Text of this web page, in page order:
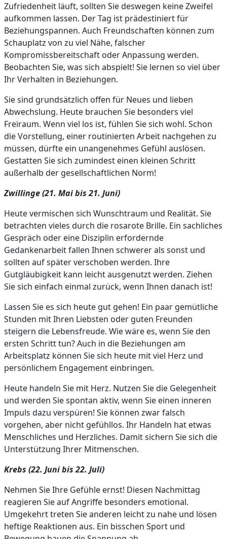
Zufriedenheit läuft, sollten Sie deswegen keine Zweifel
aufkommen lassen. Der Tag ist prädestiniert für
Beziehungspannen. Auch Freundschaften können zum
Schauplatz von zu viel Nähe, falscher
Kompromissbereitschaft oder Anpassung werden.
Beobachten Sie, was sich abspielt! Sie lernen so viel über
Ihr Verhalten in Beziehungen.
Sie sind grundsätzlich offen für Neues und lieben
Abwechslung. Heute brauchen Sie besonders viel
Freiraum. Wenn viel los ist, fühlen Sie sich wohl. Schon
die Vorstellung, einer routinierten Arbeit nachgehen zu
müssen, dürfte ein unangenehmes Gefühl auslösen.
Gestatten Sie sich zumindest einen kleinen Schritt
außerhalb der gesellschaftlichen Norm!
Zwillinge (21. Mai bis 21. Juni)
Heute vermischen sich Wunschtraum und Realität. Sie
betrachten vieles durch die rosarote Brille. Ein sachliches
Gespräch oder eine Disziplin erfordernde
Gedankenarbeit fallen Ihnen schwerer als sonst und
sollten auf später verschoben werden. Ihre
Gutgläubigkeit kann leicht ausgenutzt werden. Ziehen
Sie sich einfach einmal zurück, wenn Ihnen danach ist!
Lassen Sie es sich heute gut gehen! Ein paar gemütliche
Stunden mit Ihren Liebsten oder guten Freunden
steigern die Lebensfreude. Wie wäre es, wenn Sie den
ersten Schritt tun? Auch in die Beziehungen am
Arbeitsplatz können Sie sich heute mit viel Herz und
persönlichem Engagement einbringen.
Heute handeln Sie mit Herz. Nutzen Sie die Gelegenheit
und werden Sie spontan aktiv, wenn Sie einen inneren
Impuls dazu verspüren! Sie können zwar falsch
vorgehen, aber nicht gefühllos. Ihr Handeln hat etwas
Menschliches und Herzliches. Damit sichern Sie sich die
Unterstützung Ihrer Mitmenschen.
Krebs (22. Juni bis 22. Juli)
Nehmen Sie Ihre Gefühle ernst! Diesen Nachmittag
reagieren Sie auf Angriffe besonders emotional.
Umgekehrt treten Sie anderen leicht zu nahe und lösen
heftige Reaktionen aus. Ein bisschen Sport und